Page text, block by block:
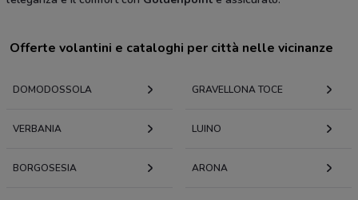
Offerte volantini e cataloghi per città nelle vicinanze
DOMODOSSOLA GRAVELLONA TOCE
VERBANIA LUINO
BORGOSESIA ARONA